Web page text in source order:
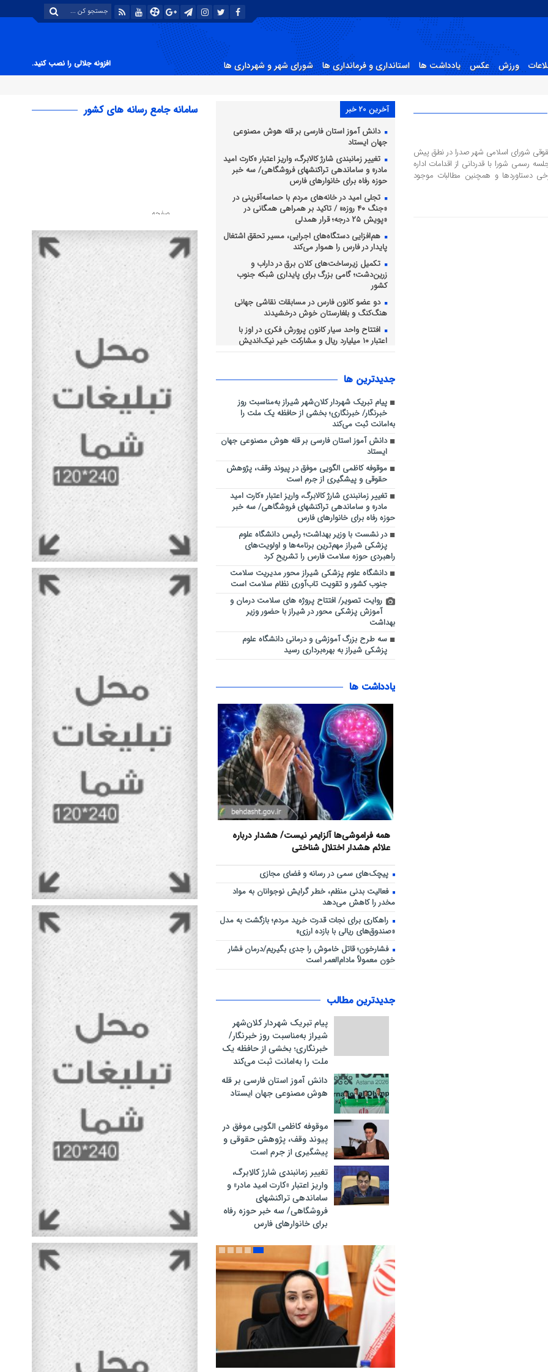
ورزش عکس یادداشت ها استانداری و فرمانداری ها شورای شهر و شهرداری ها افزونه جلالی را نصب کنید.
شورای اسلامی شهر صدرا در نطق پیش
شورا با قدردانی از اقدامات اداره
دستاوردها و همچنین مطالبات موجود
آخرین 20 خبر
دانش آموز استان فارسی بر قله هوش مصنوعی
جهان ایستاد
تغییر زمانبندی شارژ کالابرگ، واریز اعتبار «کارت امید
مادر» و ساماندهی تراکنشهای فروشگاهی/ سه خبر
حوزه رفاه برای خانوارهای فارس
تجلی امید در خانه‌های مردم با حماسه‌آفرینی در
«جنگ ۴۰ روزه» / تاکید بر همراهی همگانی در
«پویش ۲۵ درجه؛ قرار همدلی
هم‌افزایی دستگاه‌های اجرایی، مسیر تحقق اشتغال
پایدار در فارس را هموار می‌کند
تکمیل زیرساخت‌های کلان برق در داراب و
زرین‌دشت؛ گامی بزرگ برای پایداری شبکه جنوب
کشور
دو عضو کانون فارس در مسابقات نقاشی جهانی
هنگ‌کنگ و بلغارستان خوش درخشیدند
افتتاح واحد سیار کانون پرورش فکری در اوز با
اعتبار ۱۰ میلیارد ریال و مشارکت خیر نیک‌اندیش
اجرای طرح آبخیزداری کوه دراک توسط شهرداری
منطقه شش
نظارت میدانی کارشناسان دفتر بازرسی و مدیریت
عملکرد دانشگاه علوم پزشکی شیراز بر روند ارائه
خدمات سلامت به زائران اربعین حسینی در عراق
جديدترين ها
پیام تبریک شهردار کلان‌شهر شیراز به‌مناسبت روز
خبرنگار/ خبرنگاری؛ بخشی از حافظه یک ملت را
به‌امانت ثبت می‌کند
دانش آموز استان فارسی بر قله هوش مصنوعی جهان
ایستاد
موقوفه کاظمی الگویی موفق در پیوند وقف، پژوهش
حقوقی و پیشگیری از جرم است
تغییر زمانبندی شارژ کالابرگ، واریز اعتبار «کارت امید
مادر» و ساماندهی تراکنشهای فروشگاهی/ سه خبر
حوزه رفاه برای خانوارهای فارس
در نشست با وزیر بهداشت؛ رئیس دانشگاه علوم
پزشکی شیراز مهم‌ترین برنامه‌ها و اولویت‌های
راهبردی حوزه سلامت فارس را تشریح کرد
دانشگاه علوم پزشکی شیراز محور مدیریت سلامت
جنوب کشور و تقویت تاب‌آوری نظام سلامت است
روایت تصویر/ افتتاح پروژه های سلامت درمان و
آموزش پزشکی محور در شیراز با حضور وزیر
بهداشت
سه طرح بزرگ آموزشی و درمانی دانشگاه علوم
پزشکی شیراز به بهره‌برداری رسید
یادداشت ها
همه فراموشی‌ها آلزایمر نیست/ هشدار درباره
علائم هشدار اختلال شناختی
پیچک‌های سمی در رسانه و فضای مجازی
فعالیت بدنی منظم، خطر گرایش نوجوانان به مواد
مخدر را کاهش می‌دهد
راهکاری برای نجات قدرت خرید مردم؛ بازگشت به مدل
«صندوق‌های ریالی با بازده ارزی»
فشارخون؛ قاتل خاموش را جدی بگیریم/درمان فشار
خون معمولاً مادام‌العمر است
جدیدترین مطالب
پیام تبریک شهردار کلان‌شهر
شیراز به‌مناسبت روز خبرنگار/
خبرنگاری؛ بخشی از حافظه یک
ملت را به‌امانت ثبت می‌کند
دانش آموز استان فارسی بر قله
هوش مصنوعی جهان ایستاد
موقوفه کاظمی الگویی موفق در
پیوند وقف، پژوهش حقوقی و
پیشگیری از جرم است
تغییر زمانبندی شارژ کالابرگ،
واریز اعتبار «کارت امید مادر» و
ساماندهی تراکنشهای
فروشگاهی/ سه خبر حوزه رفاه
برای خانوارهای فارس
«سپاس» در میانرود شیراز طنین‌انداز شد/
سامانه جامع رسانه های کشور